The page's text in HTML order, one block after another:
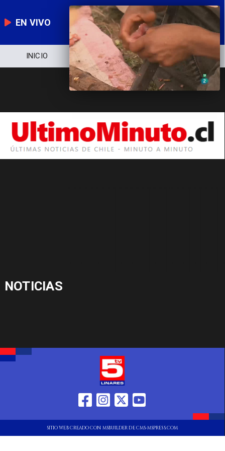
EN VIVO
INICIO NOTICIERO POLÍTICA
NOTICIAS
SITIO WEB CREADO CON MSBUILDER DE CMS-MSPRESS.COM